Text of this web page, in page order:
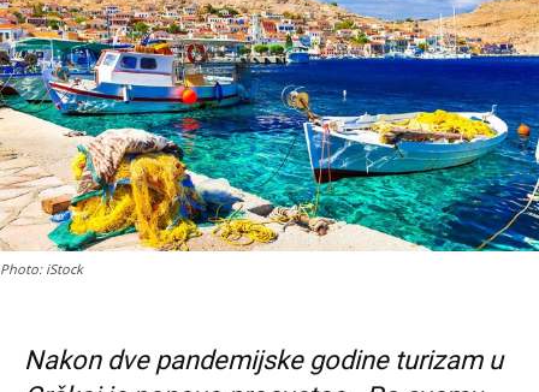
Photo: iStock
Nakon dve pandemijske godine turizam u